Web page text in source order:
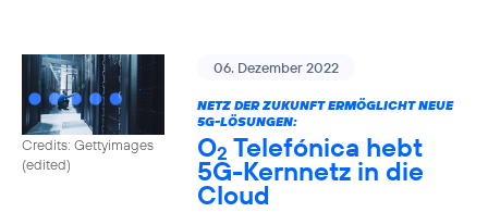
Credits: Gettyimages
(edited)
06. Dezember 2022
NETZ DER ZUKUNFT ERMÖGLICHT NEUE
5G-LÖSUNGEN:
O2 Telefónica hebt
5G-Kernnetz in die
Cloud